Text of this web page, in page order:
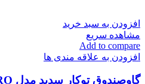
افزودن به سبد خرید
مشاهده سریع
Add to compare
افزودن به علاقه مندی ها
گاوصندوق توکار سدید مدل 800PRO